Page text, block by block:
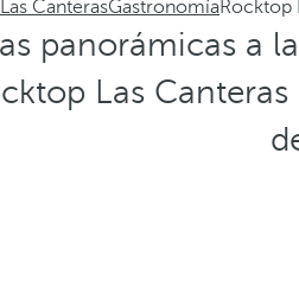
CanterasGastronomíaRocktop
panorámicas a
Las